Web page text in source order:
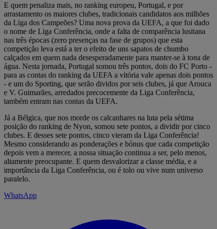
E quem penaliza mais, no ranking europeu, Portugal, e por
arrastamento os maiores clubes, tradicionais candidatos aos milhões
da Liga dos Campeões? Uma nova prova da UEFA, a que foi dado
o nome de Liga Conferência, onde a falta de comparência lusitana
nas três épocas (zero presenças na fase de grupos) que esta
competição leva está a ter o efeito de uns sapatos de chumbo
calçados em quem nada desesperadamente para manter-se à tona de
água. Nesta jornada, Portugal somou três pontos, dois do FC Porto -
para as contas do ranking da UEFA a vitória vale apenas dois pontos
- e um do Sporting, que serão dividos por seis clubes, já que Arouca
e V. Guimarães, arredados precocemente da Liga Conferência,
também entram nas contas da UEFA.
Já a Bélgica, que nos morde os calcanhares na luta pela sétima
posição do ranking de Nyon, somou sete pontos, a dividir por cinco
clubes. E desses sete pontos, cinco vieram da Liga Conferência!
Mesmo considerando as ponderações e bónus que cada competição
depois vem a merecer, a nossa situação continua a ser, pelo menos,
altamente preocupante. E quem desvalorizar a classe média, e a
importância da Liga Conferência, ou é tolo ou vive num universo
paralelo.
WhatsApp